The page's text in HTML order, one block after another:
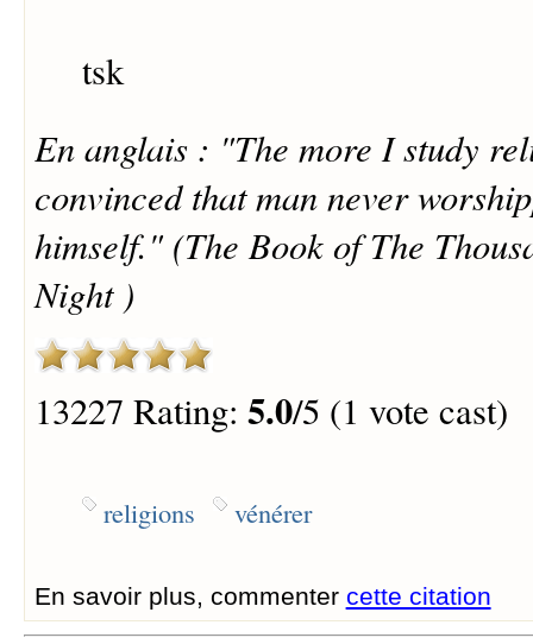
tsk
En anglais : "The more I study
convinced that man never
himself." (The Book of The
Night )
13227 Rating: 5.0/5 (1 vote cast)
religions vénérer
En savoir plus, commenter cette citation